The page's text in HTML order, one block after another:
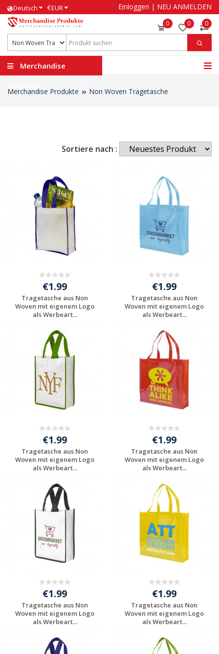
Deutsch €EUR Einloggen | NEU ANMELDEN
0 0 0
Merchandise
Merchandise Produkte Non Woven Tragetasche
Sortiere nach :
€1.99
Tragetasche aus Non
Woven mit eigenem Logo
als Werbeart...
Preis unverbindlich
anfragen
€1.99
Tragetasche aus Non
Woven mit eigenem Logo
als Werbeart...
Preis unverbindlich
anfragen
€1.99
Tragetasche aus Non
Woven mit eigenem Logo
als Werbeart...
Preis unverbindlich
anfragen
€1.99
Tragetasche aus Non
Woven mit eigenem Logo
als Werbeart...
Preis unverbindlich
anfragen
€1.99
Tragetasche aus Non
Woven mit eigenem Logo
als Werbeart...
Preis unverbindlich
anfragen
€1.99
Tragetasche aus Non
Woven mit eigenem Logo
als Werbeart...
Preis unverbindlich
anfragen